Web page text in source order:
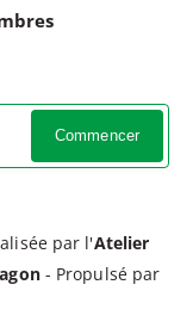
Commencer
par l'Atelier
- Propulsé par